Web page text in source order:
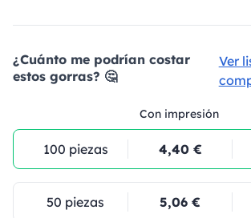
¿Cuánto me podrían costar
estos gorras? 🤔
Ver
Con impresión
100 piezas 4,40 €
50 piezas 5,06 €